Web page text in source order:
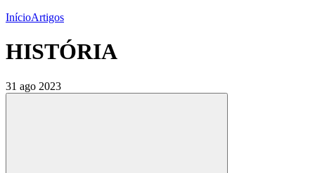
InícioArtigos
HISTÓRIA
31 ago 2023